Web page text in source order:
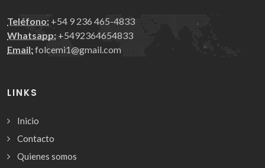
Teléfono: +54 9 236 465-4833
Whatsapp: +5492364654833
Email:folcemi1@gmail.com
LINKS
Inicio
Contacto
Quienes somos